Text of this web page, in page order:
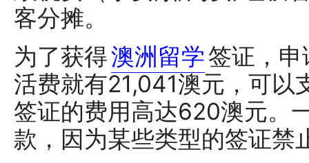
客分摊。
为了获得澳洲留学签证，
活费就有21,041澳元，可以
签证的费用高达620澳元。
款，因为某些类型的签证禁